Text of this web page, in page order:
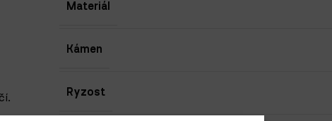
Materiál
Kámen
Ryzost